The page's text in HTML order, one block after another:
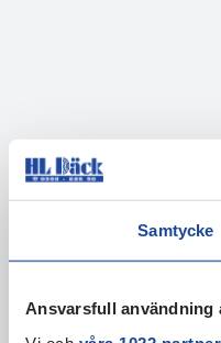
Samtycke
Ansvarsfull användning